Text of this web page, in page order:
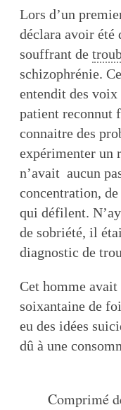
Lors d’un
déclara avoir été
souffrant de
schizophrénie.
entendit des
patient reconnut
connaitre des
expérimenter un
n’avait aucun
concentration,
qui défilent.
de sobriété, il
diagnostic de
Cet homme avait
soixantaine de
eu des idées
dû à une
Comprimé